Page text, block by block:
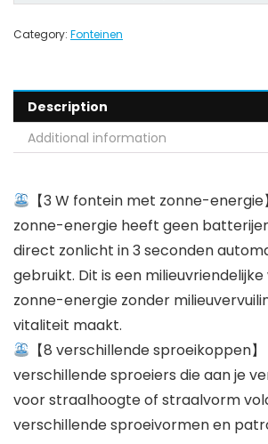
Category: Fonteinen
Description
Additional information
【3 W fontein met zonne-
zonne-energie heeft geen
direct zonlicht in 3 seconden
gebruikt. Dit is een
zonne-energie zonder
vitaliteit maakt.
【8 verschillende sproeikoppen
verschillende sproeiers die aan je
voor straalhoogte of straalvorm
verschillende sproeivormen en